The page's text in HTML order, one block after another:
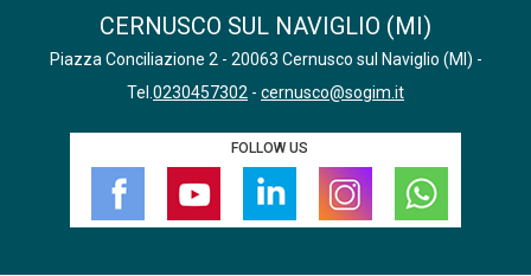
CERNUSCO SUL NAVIGLIO (MI)
Piazza Conciliazione 2 - 20063 Cernusco sul Naviglio (MI) -
Tel. 0230457302 - cernusco@sogim.it
FOLLOW US